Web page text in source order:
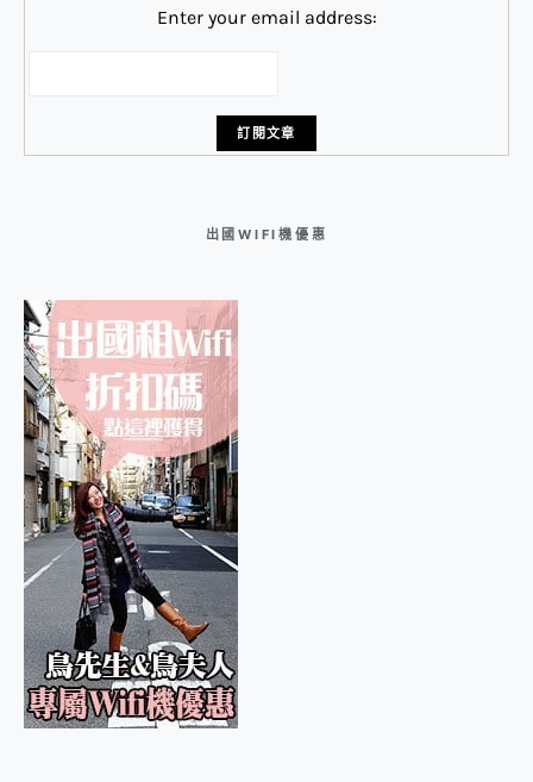
Enter your email address:
出國WIFI機優惠